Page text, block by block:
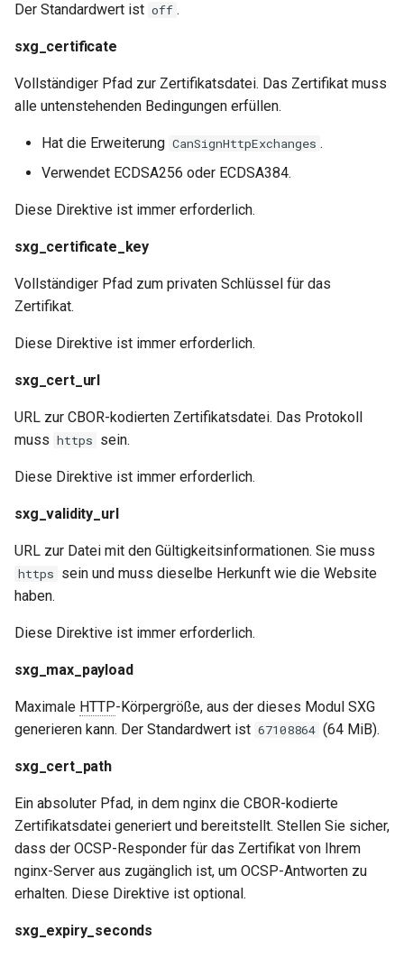
hoedown
http2
httpipe
ini
jit-uuid
jump-consistent-hash
jwt-verification
jwt
kafka
libcjson
libr3
limit-rate
limit-traffic
lmdb
Der Standardwert ist off .
sxg_certificate
Vollständiger Pfad zur Zertifikatsdatei. Das Zertifikat muss
alle untenstehenden Bedingungen erfüllen.
Hat die Erweiterung CanSignHttpExchanges .
Verwendet ECDSA256 oder ECDSA384.
Diese Direktive ist immer erforderlich.
sxg_certificate_key
Vollständiger Pfad zum privaten Schlüssel für das
Zertifikat.
Diese Direktive ist immer erforderlich.
sxg_cert_url
URL zur CBOR-kodierten Zertifikatsdatei. Das Protokoll
muss https sein.
Diese Direktive ist immer erforderlich.
sxg_validity_url
URL zur Datei mit den Gültigkeitsinformationen. Sie muss
https sein und muss dieselbe Herkunft wie die Website
haben.
Diese Direktive ist immer erforderlich.
sxg_max_payload
Maximale HTTP-Körpergröße, aus der dieses Modul SXG
generieren kann. Der Standardwert ist 67108864 (64 MiB).
sxg_cert_path
Ein absoluter Pfad, in dem nginx die CBOR-kodierte
Zertifikatsdatei generiert und bereitstellt. Stellen Sie sicher,
dass der OCSP-Responder für das Zertifikat von Ihrem
nginx-Server aus zugänglich ist, um OCSP-Antworten zu
erhalten. Diese Direktive ist optional.
sxg_expiry_seconds